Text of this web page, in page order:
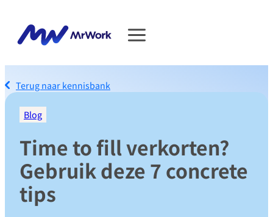
Terug naar kennisbank
Blog
Time to fill verkorten?
Gebruik deze 7 concrete
tips